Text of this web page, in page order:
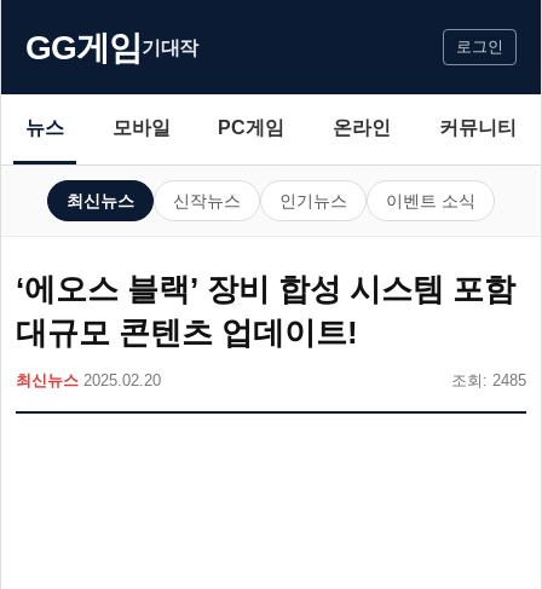
GG게임기대작 로그인
뉴스 모바일 PC게임 온라인 커뮤니티
최신뉴스 신작뉴스 인기뉴스 이벤트 소식
‘에오스 블랙’ 장비 합성 시스템 포함
대규모 콘텐츠 업데이트!
최신뉴스 2025.02.20 조회: 2485